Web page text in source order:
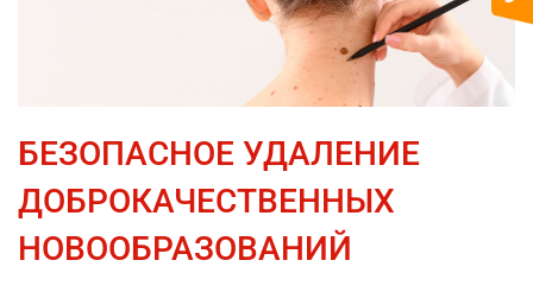
БЕЗОПАСНОЕ УДАЛЕНИЕ
ДОБРОКАЧЕСТВЕННЫХ
НОВООБРАЗОВАНИЙ